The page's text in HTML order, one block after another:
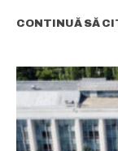
CONTINUĂ SĂ